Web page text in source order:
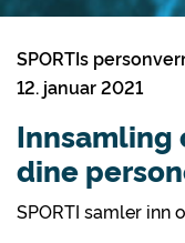
SPORTIs
12. januar 2021
Innsamling
dine
SPORTI samler inn